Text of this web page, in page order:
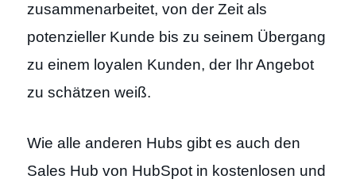
zusammenarbeitet, von der Zeit als
potenzieller Kunde bis zu seinem Übergang
zu einem loyalen Kunden, der Ihr Angebot
zu schätzen weiß.
Wie alle anderen Hubs gibt es auch den
Sales Hub von HubSpot in kostenlosen und